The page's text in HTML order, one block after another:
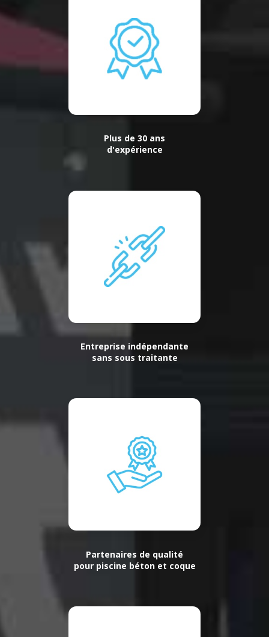
Plus de 30 ans
d'expérience
Entreprise indépendante
sans sous traitante
Partenaires de qualité
pour piscine béton et coque